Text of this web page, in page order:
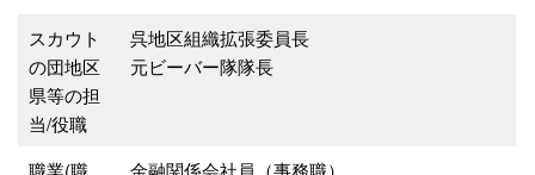
スカウト
の団地区
県等の担
当/役職
呉地区組織拡張委員長
元ビーバー隊隊長
職業(職 金融関係会社員（事務職）